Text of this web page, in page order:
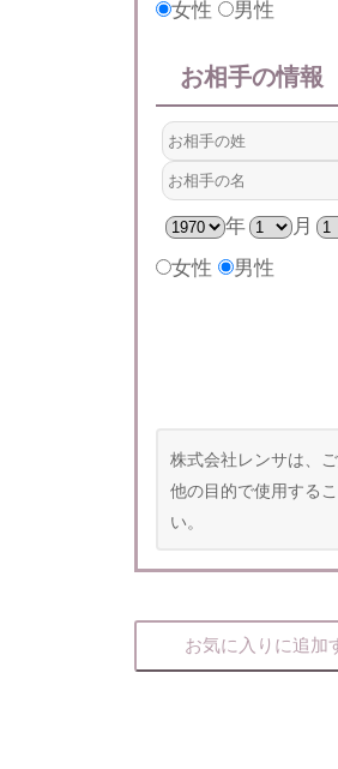
女性
男性
お相手の情報
年 月
女性
男性
株式会社レンサは、
他の目的で使用する
い。
お気に入りに追加